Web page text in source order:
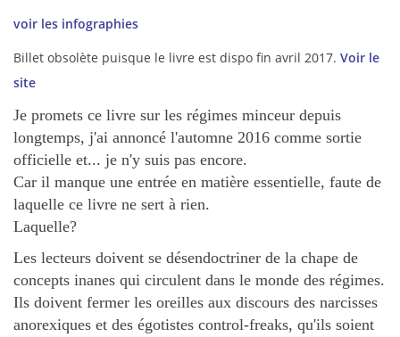
voir les infographies
Billet obsolète puisque le livre est dispo fin avril 2017. Voir le
site
Je promets ce livre sur les régimes minceur depuis
longtemps, j'ai annoncé l'automne 2016 comme sortie
officielle et... je n'y suis pas encore.
Car il manque une entrée en matière essentielle, faute de
laquelle ce livre ne sert à rien.
Laquelle?
Les lecteurs doivent se désendoctriner de la chape de
concepts inanes qui circulent dans le monde des régimes.
Ils doivent fermer les oreilles aux discours des narcisses
anorexiques et des égotistes control-freaks, qu'ils soient